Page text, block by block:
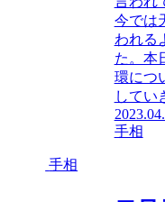
今では
われる
た。本
環につ
してい
手相
手相